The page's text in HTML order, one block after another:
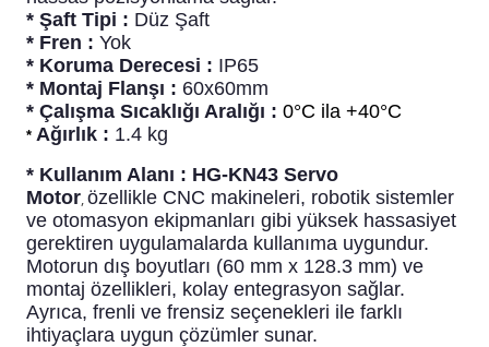
* Şaft Tipi : Düz Şaft
* Fren : Yok
* Koruma Derecesi : IP65
* Montaj Flanşı : 60x60mm
* Çalışma Sıcaklığı Aralığı : 0°C ila +40°C
* Ağırlık : 1.4 kg
* Kullanım Alanı : HG-KN43 Servo
Motor,özellikle CNC makineleri, robotik sistemler
ve otomasyon ekipmanları gibi yüksek hassasiyet
gerektiren uygulamalarda kullanıma uygundur.
Motorun dış boyutları (60 mm x 128.3 mm) ve
montaj özellikleri, kolay entegrasyon sağlar.
Ayrıca, frenli ve frensiz seçenekleri ile farklı
ihtiyaçlara uygun çözümler sunar.